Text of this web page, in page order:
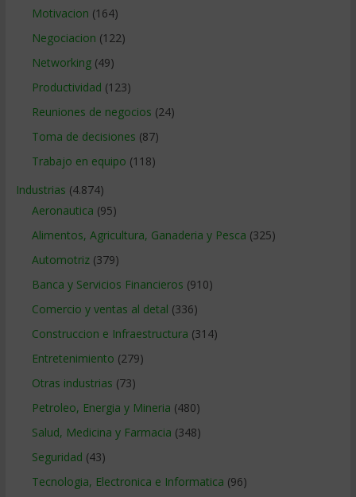
Motivacion (164)
Negociacion (122)
Networking(49)
Productividad (123)
Reuniones de negocios (24)
Toma de decisiones (87)
Trabajo en equipo (118)
Industrias (4.874)
Aeronautica (95)
Alimentos, Agricultura, Ganaderia y Pesca (325)
Automotriz(379)
Banca y Servicios Financieros (910)
Comercio y ventas al detal (336)
Construccion e Infraestructura (314)
Entretenimiento (279)
Otras industrias (73)
Petroleo, Energia y Mineria (480)
Salud, Medicina y Farmacia (348)
Seguridad (43)
Tecnologia, Electronica e Informatica (96)